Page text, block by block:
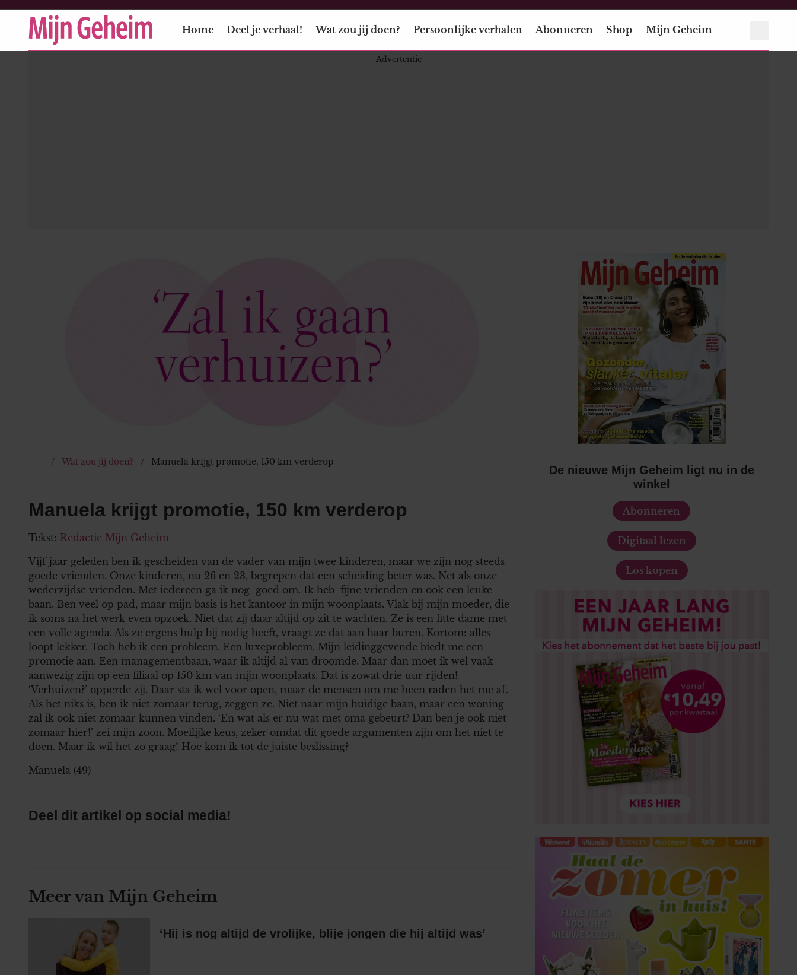
Home Deel je verhaal! Wat zou jij doen? Persoonlijke verhalen Abonneren Shop Mijn Geheim
Wat zou jij doen? Manuela krijgt promotie, 150 km verderop
Manuela krijgt promotie, 150 km verderop
Tekst: Redactie Mijn Geheim
Vijf jaar geleden ben ik gescheiden van de vader van mijn twee kinderen, maar we zijn nog steeds
goede vrienden. Onze kinderen, nu 26 en 23, begrepen dat een scheiding beter was. Net als onze
wederzijdse vrienden. Met iedereen ga ik nog goed om. Ik heb fijne vrienden en ook een leuke
baan. Ben veel op pad, maar mijn basis is het kantoor in mijn woonplaats. Vlak bij mijn moeder, die
ik soms na het werk even opzoek. Niet dat zij daar altijd op zit te wachten. Ze is een fitte dame met
een volle agenda. Als ze ergens hulp bij nodig heeft, vraagt ze dat aan haar buren. Kortom: alles
loopt lekker. Toch heb ik een probleem. Een luxeprobleem. Mijn leidinggevende biedt me een
promotie aan. Een managementbaan, waar ik altijd al van droomde. Maar dan moet ik wel vaak
aanwezig zijn op een filiaal op 150 km van mijn woonplaats. Dat is zowat drie uur rijden!
‘Verhuizen?’ opperde zij. Daar sta ik wel voor open, maar de mensen om me heen raden het me af.
Als het niks is, ben ik niet zomaar terug, zeggen ze. Niet naar mijn huidige baan, maar een woning
zal ik ook niet zomaar kunnen vinden. ‘En wat als er nu wat met oma gebeurt? Dan ben je ook niet
zomaar hier!’ zei mijn zoon. Moeilijke keus, zeker omdat dit goede argumenten zijn om het niet te
doen. Maar ik wil het zo graag! Hoe kom ik tot de juiste beslissing?
Manuela (49)
Deel dit artikel op social media!
Meer van Mijn Geheim
‘Hij is nog altijd de vrolijke, blije jongen die hij altijd was’
De nieuwe Mijn Geheim ligt nu in de
winkel
Abonneren
Digitaal lezen
Los kopen